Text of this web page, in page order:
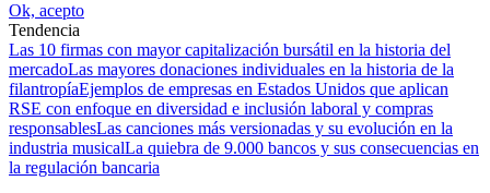
Ok, acepto
Tendencia
Las 10 firmas con mayor capitalización bursátil en la historia del
mercadoLas mayores donaciones individuales en la historia de la
filantropíaEjemplos de empresas en Estados Unidos que aplican
RSE con enfoque en diversidad e inclusión laboral y compras
responsablesLas canciones más versionadas y su evolución en la
industria musicalLa quiebra de 9.000 bancos y sus consecuencias en
la regulación bancaria